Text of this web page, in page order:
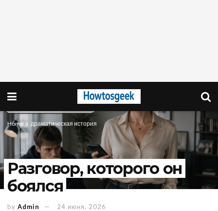
Home драматическая история
Разговор, которого он
боялся
by Admin 24 июня, 2026